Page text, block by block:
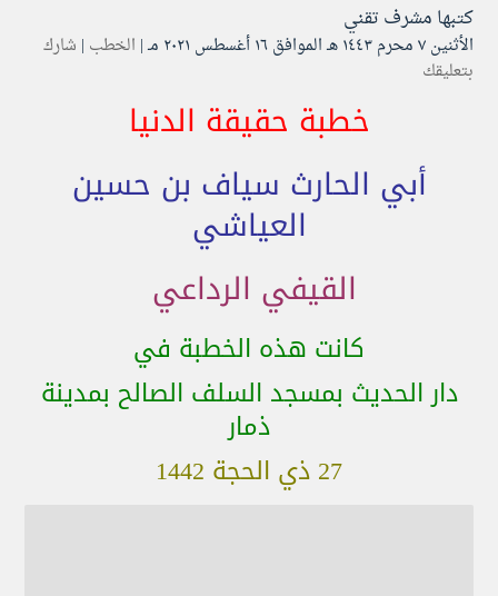
كتبها مشرف تقني
الأثنين ۷ محرم ۱٤٤۳ هـ الموافق ۱٦ أغسطس ۲۰۲۱ مـ | الخطب | شارك
بتعليقك
خطبة حقيقة الدنيا
أبي الحارث سياف بن حسين
العياشي
القيفي الرداعي
كانت هذه الخطبة في
دار الحديث بمسجد السلف الصالح بمدينة
ذمار
27 ذي الحجة 1442